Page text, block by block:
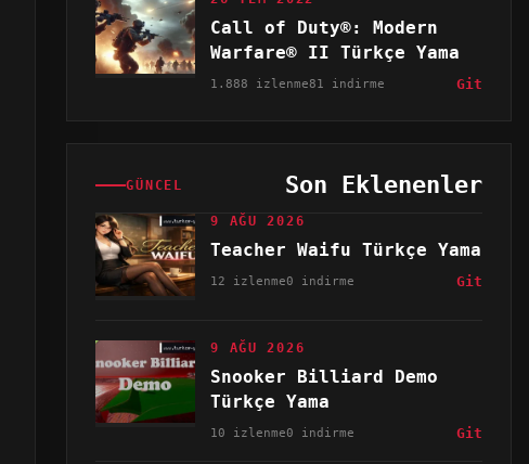
Call of Duty®: Modern
Warfare® II Türkçe Yama
1.888 izlenme81 indirme Git
GÜNCEL Son Eklenenler
9 AĞU 2026
Teacher Waifu Türkçe Yama
12 izlenme0 indirme Git
9 AĞU 2026
Snooker Billiard Demo
Türkçe Yama
10 izlenme0 indirme Git